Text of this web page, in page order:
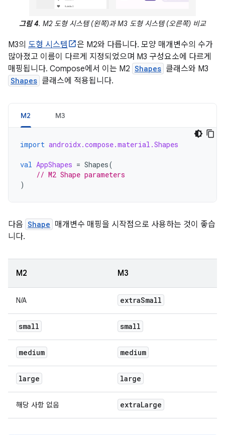
그림 4. M2 도형 시스템 (왼쪽)과 M3 도형 시스템 (오른쪽) 비교
M3의 도형 시스템
은 M2와 다릅니다. 모양 매개변수의 수가
많아졌고 이름이 다르게 지정되었으며 M3 구성요소에 다르게
매핑됩니다. Compose에서 이는 M2 Shapes 클래스와 M3
Shapes 클래스에 적용됩니다.
M2 M3
import androidx.compose.material.Shapes
val AppShapes = Shapes(
// M2 Shape parameters
)
다음 Shape 매개변수 매핑을 시작점으로 사용하는 것이 좋습
니다.
M2 M3
N/A extraSmall
small small
medium medium
large large
해당 사항 없음 extraLarge